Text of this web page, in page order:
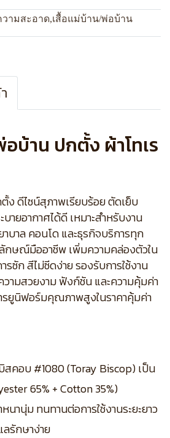
ามสะอาด,เสื้อแม่บ้าน/พ่อบ้าน
บ้าน ปกตั้ง ผ้าโทเร
ดีไซน์สุภาพเรียบร้อย ตัดเย็บ
ายอากาศได้ดี เหมาะสำหรับงาน
บาล คอนโด และธุรกิจบริการทุก
กษณ์มืออาชีพ เพิ่มความคล่องตัวใน
ซัก สีไม่ซีดง่าย รองรับการใช้งาน
วามสวยงาม ฟังก์ชัน และความคุ้มค่า
ยูนิฟอร์มคุณภาพสูงในราคาคุ้มค่า
สคอบ #1080 (Toray Biscop) เป็น
65% + Cotton 35%)
านุ่ม ทนทานต่อการใช้งานระยะยาว
ลรักษาง่าย